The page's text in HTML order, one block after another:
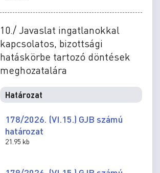
10./ Javaslat ingatlanokkal
kapcsolatos, bizottsági
hatáskörbe tartozó döntések
meghozatalára
Határozat
178/2026. (VI.15.) GJB számú
határozat
21.95 kb